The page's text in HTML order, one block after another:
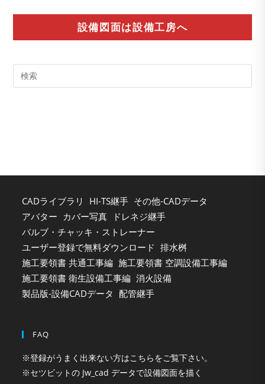
設備図面は設備工房へ
CADライブラリ HI-TS継手 その他-CADデータ
アバター カバー写真
ドレネジ継手
バルブ・チャッキ・ストレーナー
ユーザー登録で無料ダウンロード 排水桝
施工要領書 共通工事編 施工要領書 空調設備工事編
施工要領書 衛生設備工事編 消火設備
製品版-設備CADデータ 配管継手
FAQ
※登録がうまく出来ない方はこちらをご覧下さい。
※セツビットの Jw_cad データで設備図面を描く